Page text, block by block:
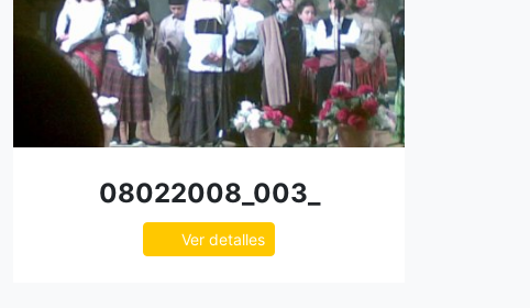
08022008_003_
Ver detalles